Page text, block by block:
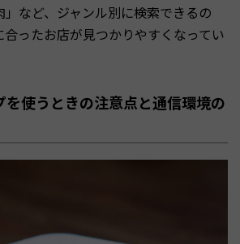
」など、ジャンル別に検索できるの
ったお店が見つかりやすくなってい
を使うときの注意点と通信環境の